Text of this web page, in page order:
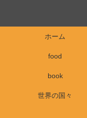
ホーム
food
book
世界の国々